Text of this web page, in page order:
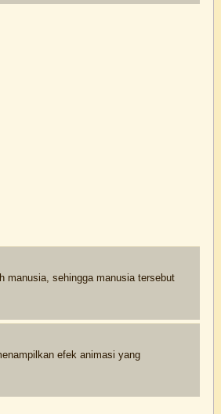
manusia, sehingga manusia tersebut
efek animasi yang